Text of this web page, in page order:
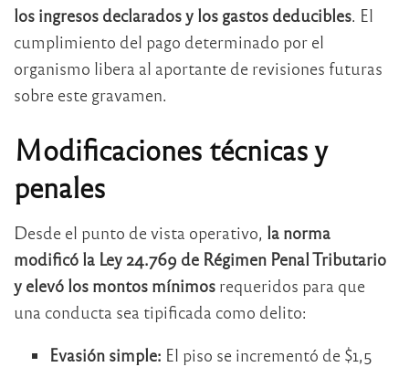
los ingresos declarados y los gastos deducibles . El
cumplimiento del pago determinado por el
organismo libera al aportante de revisiones futuras
sobre este gravamen.
Modificaciones técnicas y
penales
Desde el punto de vista operativo, la norma
modificó la Ley 24.769 de Régimen Penal Tributario
y elevó los montos mínimos requeridos para que
una conducta sea tipificada como delito:
Evasión simple: El piso se incrementó de $1,5